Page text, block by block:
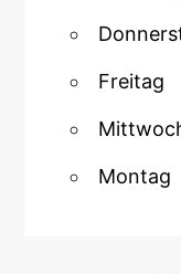
Freitag
Montag